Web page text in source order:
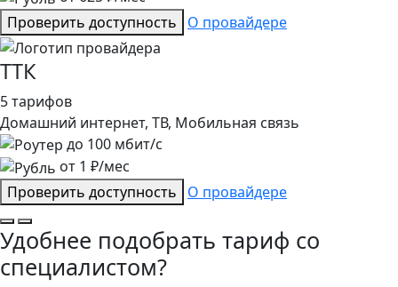
Проверить доступность
О провайдере
ТТК
5 тарифов
Домашний интернет, ТВ, Мобильная связь
до 100 мбит/с
от 1 ₽/мес
Проверить доступность
О провайдере
Удобнее подобрать тариф со
специалистом?